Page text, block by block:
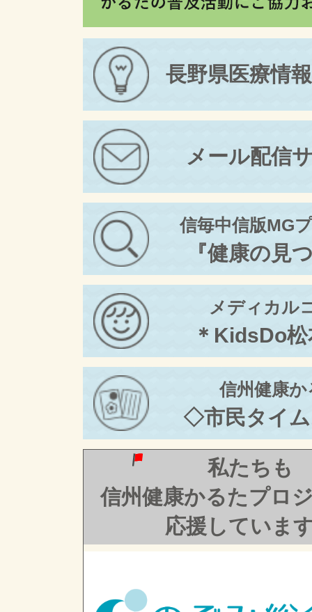
長野県医療情
メール配信
信毎中信版MG
『健康の見
メディカル
＊KidsDo
信州健康
◇市民タイ
私たちも
信州健康かるたプロ
応援していま